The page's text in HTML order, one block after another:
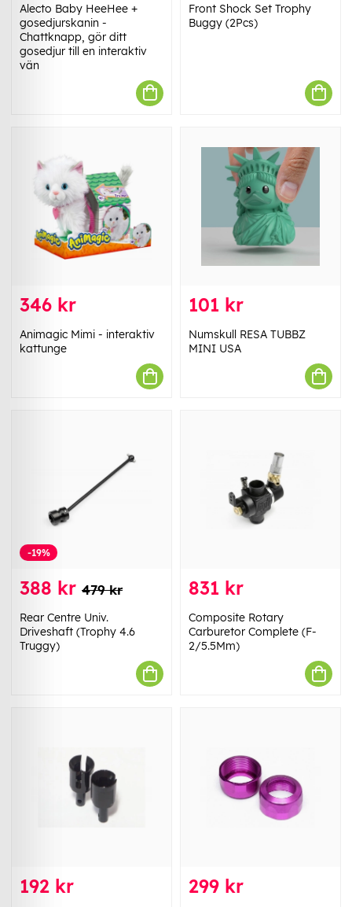
Alecto Baby HeeHee +
gosedjurskanin -
Chattknapp, gör ditt
gosedjur till en interaktiv
vän
Front Shock Set Trophy
Buggy (2Pcs)
346 kr
Animagic Mimi - interaktiv
kattunge
101 kr
Numskull RESA TUBBZ
MINI USA
-19%
388 kr 479 kr
Rear Centre Univ.
Driveshaft (Trophy 4.6
Truggy)
831 kr
Composite Rotary
Carburetor Complete (F-
2/5.5Mm)
192 kr 299 kr